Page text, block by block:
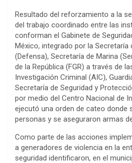
Resultado del reforzamiento a la
del trabajo coordinado entre las
conforman el Gabinete de
México, integrado por la Secretaría
(Defensa), Secretaría de Marina
de la República (FGR) a través de
Investigación Criminal (AIC),
Secretaría de Seguridad y
por medio del Centro Nacional de
ejecutó una orden de cateo donde
personas y se aseguraron armas
Como parte de las acciones
a generadores de violencia en la
seguridad identificaron, en el